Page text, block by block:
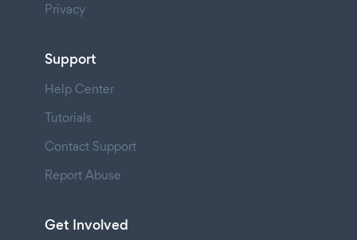
Privacy
Support
Help Center
Tutorials
Contact Support
Report Abuse
Get Involved